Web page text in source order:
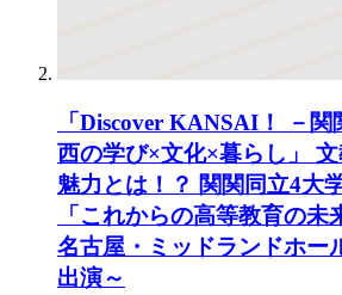
「Discover KANSAI！ －
西の学び×文化×暮らし」
魅力とは！？ 関関同立4大
「これからの高等教育の未
名古屋・ミッドランドホー
出演～